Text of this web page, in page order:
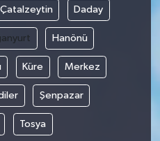
Çatalzeytin Daday
Hanönü
Küre Merkez
Şenpazar
Tosya
LEZZETLERİ